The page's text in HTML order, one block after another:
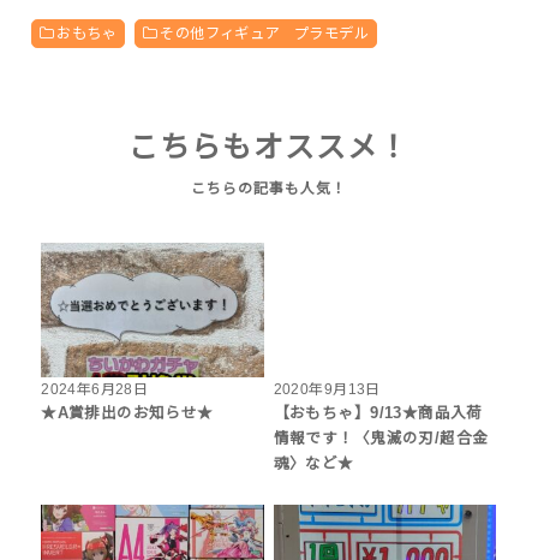
おもちゃ その他フィギュア プラモデル
こちらもオススメ！
2024年6月28日
★A賞排出のお知らせ★
2020年9月13日
【おもちゃ】9/13★商品入荷
情報です！〈鬼滅の刃/超合金
魂〉など★